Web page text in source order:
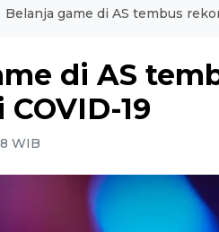
Belanja game di AS tembus
di AS
19
WIB